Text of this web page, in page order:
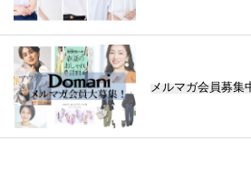
メルマガ会員募集